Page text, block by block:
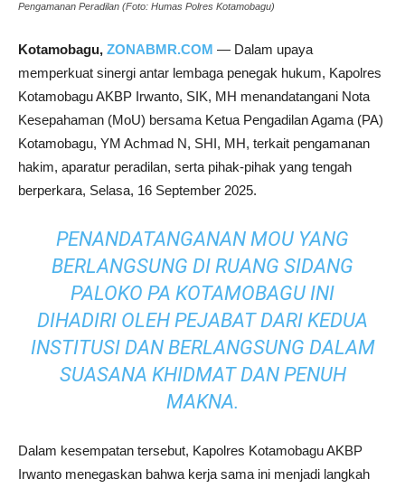
Pengamanan Peradilan (Foto: Humas Polres Kotamobagu)
Kotamobagu, ZONABMR.COM — Dalam upaya
memperkuat sinergi antar lembaga penegak hukum, Kapolres
Kotamobagu AKBP Irwanto, SIK, MH menandatangani Nota
Kesepahaman (MoU) bersama Ketua Pengadilan Agama (PA)
Kotamobagu, YM Achmad N, SHI, MH, terkait pengamanan
hakim, aparatur peradilan, serta pihak-pihak yang tengah
berperkara, Selasa, 16 September 2025.
PENANDATANGANAN MOU YANG
BERLANGSUNG DI RUANG SIDANG
PALOKO PA KOTAMOBAGU INI
DIHADIRI OLEH PEJABAT DARI KEDUA
INSTITUSI DAN BERLANGSUNG DALAM
SUASANA KHIDMAT DAN PENUH
MAKNA.
Dalam kesempatan tersebut, Kapolres Kotamobagu AKBP
Irwanto menegaskan bahwa kerja sama ini menjadi langkah